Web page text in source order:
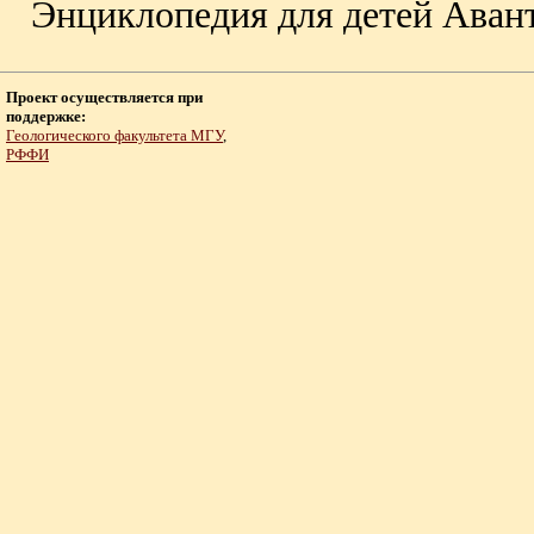
Энциклопедия для детей
Проект осуществляется при
поддержке:
Геологического факультета МГУ,
РФФИ